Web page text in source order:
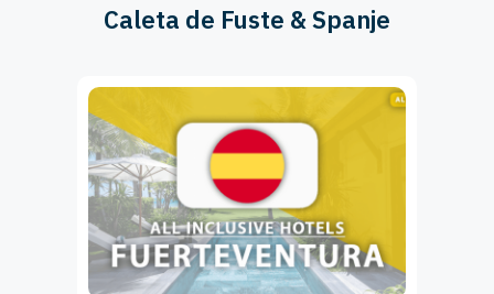
Caleta de Fuste & Spanje